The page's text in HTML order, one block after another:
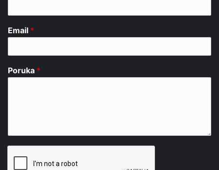
Email *
Poruka *